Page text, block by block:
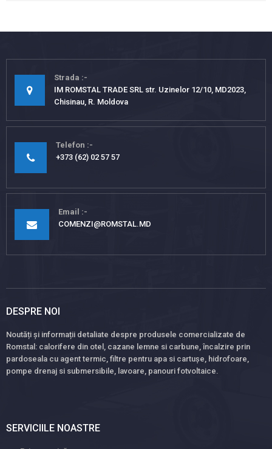
Strada
IM ROMSTAL TRADE SRL str. Uzinelor 12/10, MD2023,
Chisinau, R. Moldova
Telefon
+373 (62) 02 57 57
Email
COMENZI@ROMSTAL.MD
DESPRE NOI
Noutăți și informații detaliate despre produsele comercializate de
Romstal: calorifere din otel, cazane lemne si carbune, încalzire prin
pardoseala cu agent termic, filtre pentru apa si cartușe, hidrofoare,
pompe drenaj si submersibile, lavoare, panouri fotvoltaice.
SERVICIILE NOASTRE